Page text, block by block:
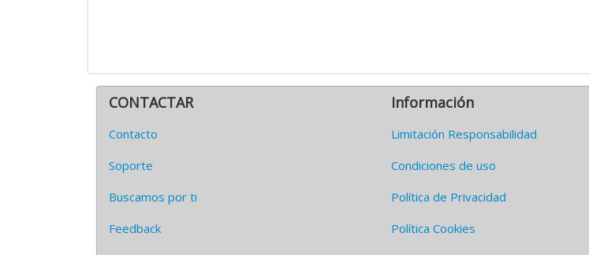
CONTACTAR
Contacto
Soporte
Buscamos por ti
Feedback
Información
Limitación Responsabilidad
Condiciones de uso
Política de Privacidad
Política Cookies